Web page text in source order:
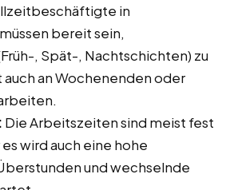
in
bereit sein,
, Spät-, Nachtschichten) zu
an Wochenenden oder
Die Arbeitszeiten sind meist fest
wird auch eine hohe
und wechselnde